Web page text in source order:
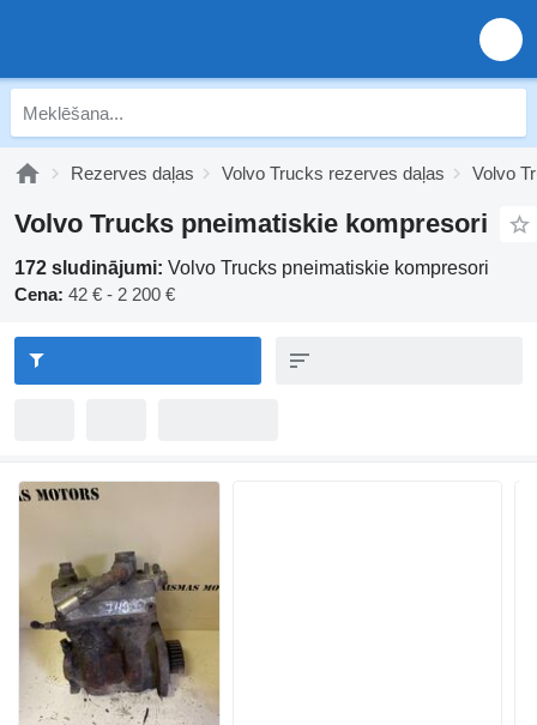
Rezerves daļas Volvo Trucks rezerves daļas Volvo
Volvo Trucks pneimatiskie kompresori
172 sludinājumi: Volvo Trucks pneimatiskie kompresori
Cena: 42 € - 2 200 €